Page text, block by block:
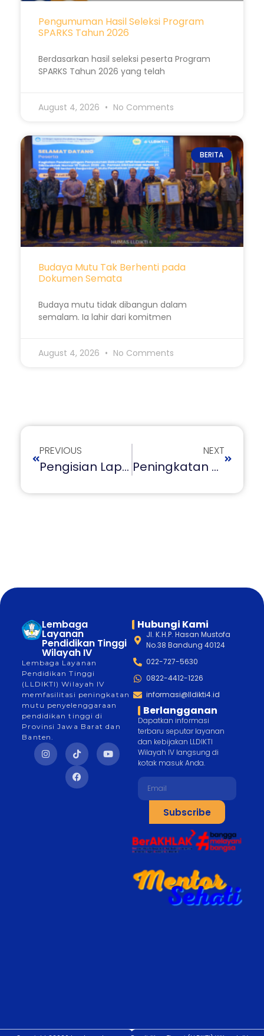
Pengumuman Hasil Seleksi Program
SPARKS Tahun 2026
Berdasarkan hasil seleksi peserta Program
SPARKS Tahun 2026 yang telah
August 4, 2026 No Comments
BERITA
Budaya Mutu Tak Berhenti pada
Dokumen Semata
Budaya mutu tidak dibangun dalam
semalam. Ia lahir dari komitmen
August 4, 2026 No Comments
PREVIOUS
Pengisian Laporan Capaian Kinerja Triwulan III Tahun 2025
NEXT
Peningkatan Kesadaran Dan Pendaftaran Hak Cipta Karya Di Perguruan Tinggi
Lembaga
Layanan
Pendidikan Tinggi
Wilayah IV
Lembaga Layanan
Pendidikan Tinggi
(LLDIKTI) Wilayah IV
memfasilitasi peningkatan
mutu penyelenggaraan
pendidikan tinggi di
Provinsi Jawa Barat dan
Banten.
Hubungi Kami
Jl. K.H.P. Hasan Mustofa
No.38 Bandung 40124
022-727-5630
0822-4412-1226
informasi@lldikti4.id
Berlangganan
Dapatkan informasi
terbaru seputar layanan
dan kebijakan LLDIKTI
Wilayah IV langsung di
kotak masuk Anda.
Subscribe